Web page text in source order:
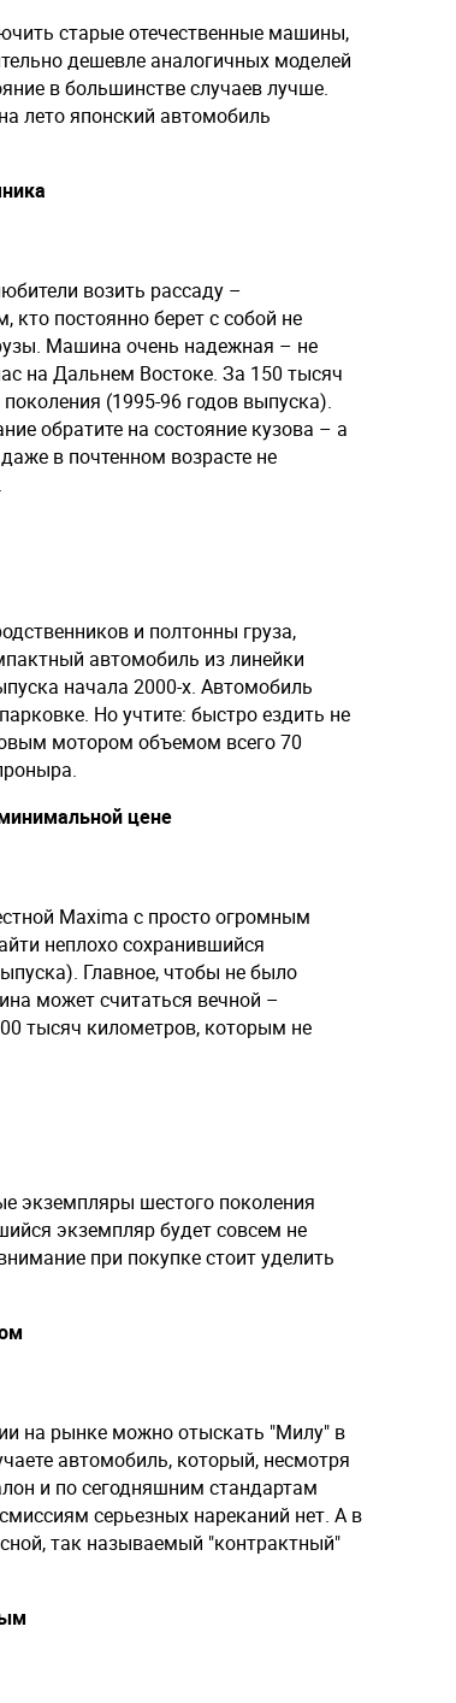
старые отечественные машины,
дешевле аналогичных моделей
в большинстве случаев лучше.
лето японский автомобиль
возить рассаду –
кто постоянно берет с собой не
Машина очень надежная – не
на Дальнем Востоке. За 150 тысяч
(1995-96 годов выпуска).
обратите на состояние кузова – а
в почтенном возрасте не
и полтонны груза,
автомобиль из линейки
начала 2000-х. Автомобиль
Но учтите: быстро ездить не
мотором объемом всего 70
цене
Maxima с просто огромным
неплохо сохранившийся
Главное, чтобы не было
может считаться вечной –
тысяч километров, которым не
экземпляры шестого поколения
экземпляр будет совсем не
при покупке стоит уделить
на рынке можно отыскать "Милу" в
автомобиль, который, несмотря
и по сегодняшним стандартам
серьезных нареканий нет. А в
так называемый "контрактный"